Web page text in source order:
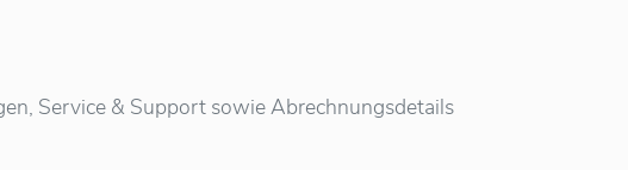
Service & Support sowie Abrechnungsdetails